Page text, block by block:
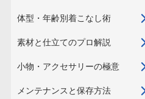
体型・年齢別着こなし術
素材と仕立てのプロ解説
小物・アクセサリーの極意
メンテナンスと保存方法